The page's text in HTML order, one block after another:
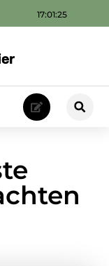
17:01:26